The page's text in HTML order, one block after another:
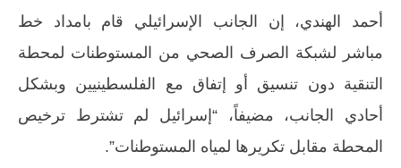
أحمد الهندي، إن الجانب الإسرائيلي قام بامداد خط
مباشر لشبكة الصرف الصحي من المستوطنات لمحطة
التنقية دون تنسيق أو إتفاق مع الفلسطينيين وبشكل
أحادي الجانب، مضيفاً، “إسرائيل لم تشترط ترخيص
المحطة مقابل تكريرها لمياه المستوطنات”.